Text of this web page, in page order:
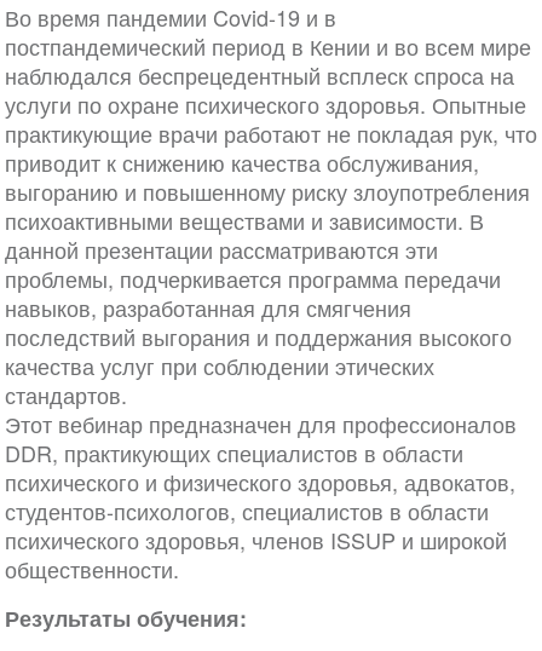
Во время пандемии Covid-19 и в
постпандемический период в Кении и во всем мире
наблюдался беспрецедентный всплеск спроса на
услуги по охране психического здоровья. Опытные
практикующие врачи работают не покладая рук, что
приводит к снижению качества обслуживания,
выгоранию и повышенному риску злоупотребления
психоактивными веществами и зависимости. В
данной презентации рассматриваются эти
проблемы, подчеркивается программа передачи
навыков, разработанная для смягчения
последствий выгорания и поддержания высокого
качества услуг при соблюдении этических
стандартов.
Этот вебинар предназначен для профессионалов
DDR, практикующих специалистов в области
психического и физического здоровья, адвокатов,
студентов-психологов, специалистов в области
психического здоровья, членов ISSUP и широкой
общественности.
Результаты обучения: